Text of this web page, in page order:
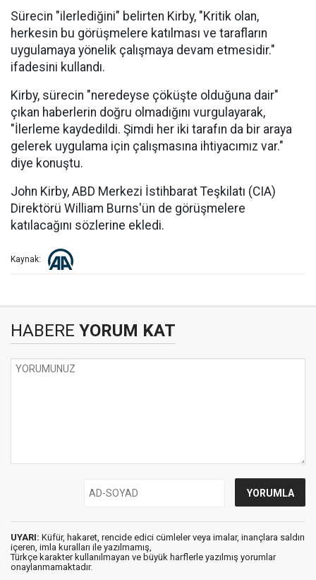
Sürecin "ilerlediğini" belirten Kirby, "Kritik olan,
herkesin bu görüşmelere katılması ve tarafların
uygulamaya yönelik çalışmaya devam etmesidir."
ifadesini kullandı.
Kirby, sürecin "neredeyse çöküşte olduğuna dair"
çıkan haberlerin doğru olmadığını vurgulayarak,
"İlerleme kaydedildi. Şimdi her iki tarafın da bir araya
gelerek uygulama için çalışmasına ihtiyacımız var."
diye konuştu.
John Kirby, ABD Merkezi İstihbarat Teşkilatı (CIA)
Direktörü William Burns'ün de görüşmelere
katılacağını sözlerine ekledi.
Kaynak:
HABERE YORUM KAT
UYARI: Küfür, hakaret, rencide edici cümleler veya imalar, inançlara saldırı
içeren, imla kuralları ile yazılmamış,
Türkçe karakter kullanılmayan ve büyük harflerle yazılmış yorumlar
onaylanmamaktadır.